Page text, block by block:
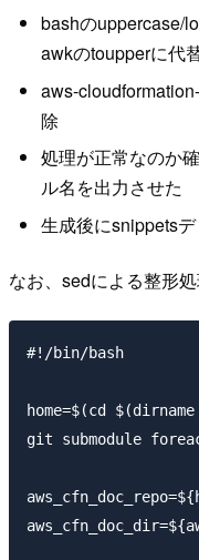
bashのuppercase/
awkのtoupperに代
aws-
除
処理が正常なのか
ル名を出力させた
生成後にsnippets
なお、sedによる整形
#!/bin/bash
home=$(cd
git submodule